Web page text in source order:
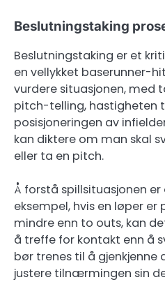
Beslutningstaking
Beslutningstaking er et
en vellykket baserunner-
vurdere situasjonen, med
pitch-telling, hastigheten
posisjoneringen av
kan diktere om man skal
eller ta en pitch.
Å forstå spillsituasjonen er
eksempel, hvis en løper
mindre enn to outs, kan
å treffe for kontakt enn å
bør trenes til å gjenkjenne
justere tilnærmingen sin